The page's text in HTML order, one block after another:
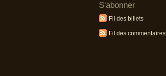
S'abonner
Fil des billets
Fil des commentaires